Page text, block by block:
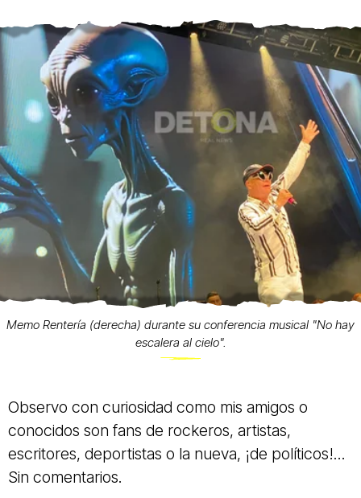
Memo Rentería (derecha) durante su conferencia musical "No hay
escalera al cielo".
Observo con curiosidad como mis amigos o
conocidos son fans de rockeros, artistas,
escritores, deportistas o la nueva, ¡de políticos!...
Sin comentarios.